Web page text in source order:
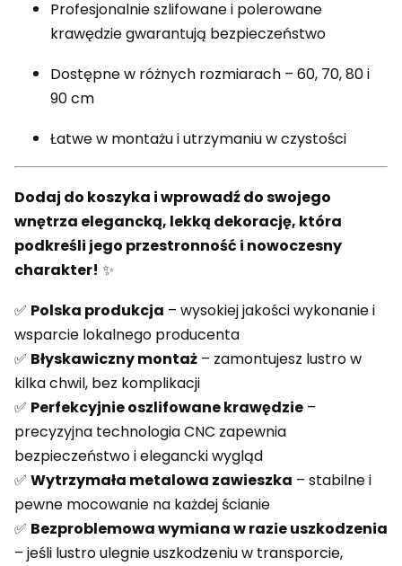
Profesjonalnie szlifowane i polerowane
krawędzie gwarantują bezpieczeństwo
Dostępne w różnych rozmiarach – 60, 70, 80 i
90 cm
Łatwe w montażu i utrzymaniu w czystości
Dodaj do koszyka i wprowadź do swojego
wnętrza elegancką, lekką dekorację, która
podkreśli jego przestronność i nowoczesny
charakter! ✨
✅ Polska produkcja – wysokiej jakości wykonanie i
wsparcie lokalnego producenta
✅ Błyskawiczny montaż – zamontujesz lustro w
kilka chwil, bez komplikacji
✅ Perfekcyjnie oszlifowane krawędzie –
precyzyjna technologia CNC zapewnia
bezpieczeństwo i elegancki wygląd
✅ Wytrzymała metalowa zawieszka – stabilne i
pewne mocowanie na każdej ścianie
✅ Bezproblemowa wymiana w razie uszkodzenia
– jeśli lustro ulegnie uszkodzeniu w transporcie,